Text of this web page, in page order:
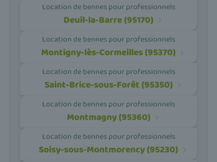
Location de bennes pour professionnels
Deuil-la-Barre (95170)
Location de bennes pour professionnels
Montigny-lès-Cormeilles (95370)
Location de bennes pour professionnels
Saint-Brice-sous-Forêt (95350)
Location de bennes pour professionnels
Montmagny (95360)
Location de bennes pour professionnels
Soisy-sous-Montmorency (95230)